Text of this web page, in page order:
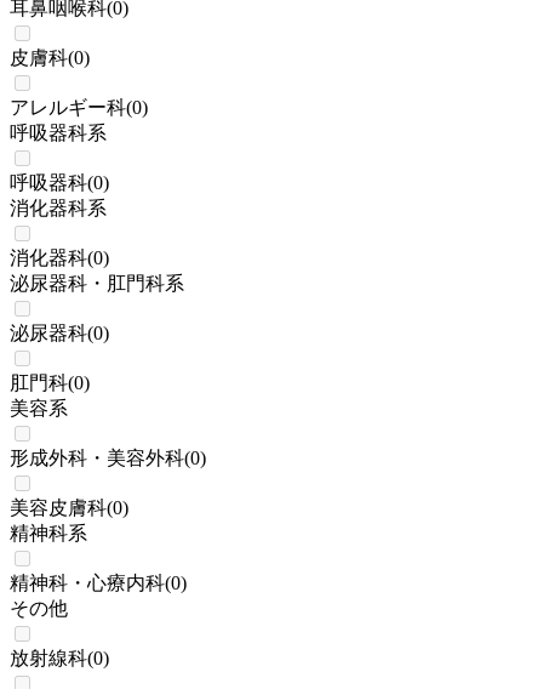
耳鼻咽喉科(0)
皮膚科(0)
アレルギー科(0)
呼吸器科系
呼吸器科(0)
消化器科系
消化器科(0)
泌尿器科・肛門科系
泌尿器科(0)
肛門科(0)
美容系
形成外科・美容外科(0)
美容皮膚科(0)
精神科系
精神科・心療内科(0)
その他
放射線科(0)